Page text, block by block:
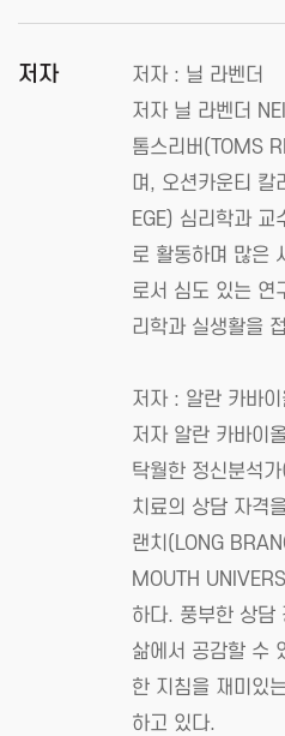
저자
저자 : 닐 라벤더
저자 닐 라벤더
톰스리버(TOMS
며, 오션카운티 칼
EGE) 심리학과
로 활동하며 많은
로서 심도 있는 연
리학과 실생활을
저자 : 알란 카바이
저자 알란 카바이
탁월한 정신분석
치료의 상담 자격
랜치(LONG
MOUTH
하다. 풍부한 상담
삶에서 공감할 수
한 지침을 재미있
하고 있다.